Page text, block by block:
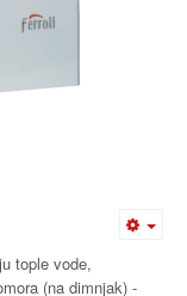
tople vode,
(na dimnjak) -